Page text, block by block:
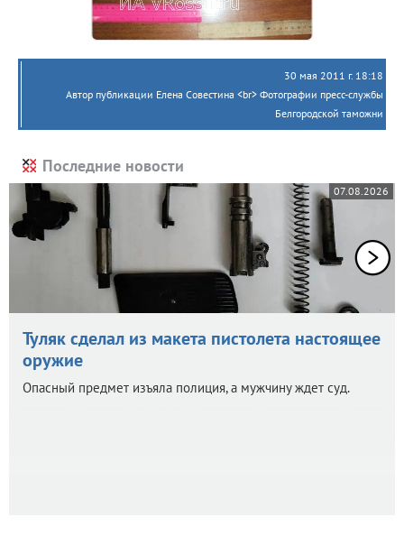
30 мая 2011 г. 18:18
Автор публикации Елена Совестина <br> Фотографии пресс-службы
Белгородской таможни
Последние новости
07.08.2026
Туляк сделал из макета пистолета настоящее
оружие
Опасный предмет изъяла полиция, а мужчину ждет суд.